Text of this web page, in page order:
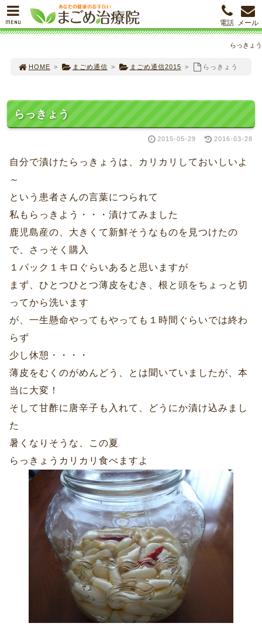
らっきょう
HOME > まごめ通信 > まごめ通信2015 > らっきょう
らっきょう
2015-05-29 2016-03-28
自分で漬けたらっきょうは、カリカリしておいしいよ
～
という患者さんの言葉につられて
私もらっきよう・・・漬けてみました
鹿児島産の、大きくて新鮮そうなものを見つけたの
で、さっそく購入
１パック１キロぐらいあると思いますが
まず、ひとつひとつ薄皮をむき、根と頭をちょっと切
ってから洗います
が、一生懸命やってもやっても１時間ぐらいでは終わ
らず
少し休憩・・・・
薄皮をむくのがめんどう、とは聞いていましたが、本
当に大変！
そして甘酢に唐辛子も入れて、どうにか漬け込みまし
た
暑くなりそうな、この夏
らっきょうカリカリ食べますよ
MENU メール
電話